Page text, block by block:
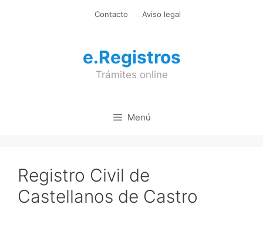
Contacto Aviso legal
e.Registros
Trámites online
Menú
Registro Civil de
Castellanos de Castro